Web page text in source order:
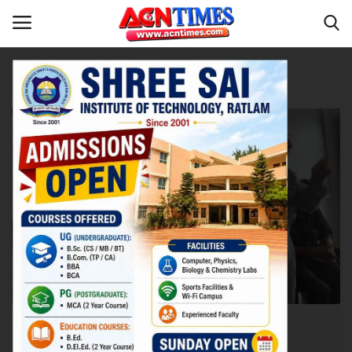
Home
Contact
नीर_का_तीर
मध्यप्रदेश
विदेश
उत्तर प्रदेश
Tag:Kavita Virsh
रतलाम